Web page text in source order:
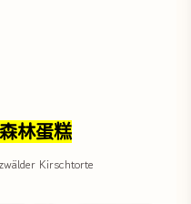
林蛋糕
Kirschtorte